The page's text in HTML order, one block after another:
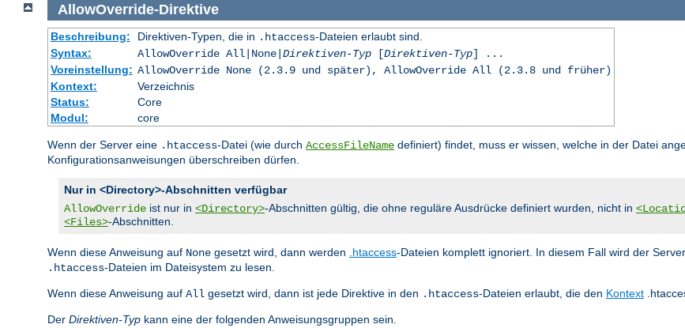
AllowOverride-Direktive
Beschreibung: Direktiven-Typen, die in .htaccess-Dateien erlaubt sind.
Syntax:
AllowOverride All|None| Direktiven-Typ[Direktiven-Typ] ...
Voreinstellung: AllowOverride None (2.3.9 und später), AllowOverride All (2.3.8 und früher)
Kontext:
Verzeichnis
Status:
Core
Modul:
core
Wenn der Server eine .htaccess-Datei (wie durch AccessFileName definiert) findet, muss er wissen, welche in der Datei
Konfigurationsanweisungen überschreiben dürfen.
Nur in <Directory>-Abschnitten verfügbar
AllowOverride ist nur in <Directory>-Abschnitten gültig, die ohne reguläre Ausdrücke definiert wurden, nicht in
<Files>-Abschnitten.
Wenn diese Anweisung auf None gesetzt wird, dann werden .htaccess-Dateien komplett ignoriert. In diesem Fall wird der
.htaccess-Dateien im Dateisystem zu lesen.
Wenn diese Anweisung auf All gesetzt wird, dann ist jede Direktive in den .htaccess-Dateien erlaubt, die den Kontext
Der Direktiven-Typ kann eine der folgenden Anweisungsgruppen sein.